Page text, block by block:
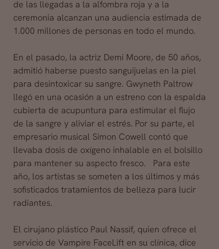
de las llegadas a la alfombra roja y a la
ceremonia alcanzan una audiencia estimada de
1.000 millones de personas en todo el mundo.
En el pasado, la actriz Demi Moore, de 50 años,
admitió haberse puesto sanguijuelas en la piel
para desintoxicar su sangre. Gwyneth Paltrow
llegó en una ocasión a un estreno con la espalda
cubierta de acupuntura para estimular el flujo
de la sangre y aliviar el estrés. Por su parte, el
empresario musical Simon Cowell contó que
llevaba dosis de oxígeno inhalable en el bolsillo
para mantener su aspecto fresco. Para este
año, los artistas se someten a los últimos y más
sofisticados tratamientos de belleza para lucir
radiantes.
El cirujano plástico Paul Nassif, quien ofrece el
servicio de Vampire FaceLift en su clínica, dice